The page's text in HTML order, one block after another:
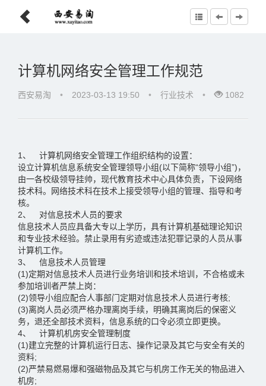
计算机网络安全管理工作规范
西安易淘 • 2023-03-13 19:50 • 行业技术 • 1082
1、 计算机网络安全管理工作组织结构的设置：
设立计算机信息系统安全管理领导小组(以下简称“领导小组”)，
由一各校级领导挂帅，现代教育技术中心具体负责，下设网络
技术科。网络技术科在技术上接受领导小组的管理、指导和考
核。
2、 对信息技术人员的要求
信息技术人员应具备大专以上学历，具有计算机基础理论知识
和专业技术经验。禁止录用有劣迹或违法犯罪记录的人员从事
计算机工作。
3、 信息技术人员管理
(1)定期对信息技术人员进行业务培训和技术培训，不合格或未
参加培训者严禁上岗：
(2)领导小组应配合人事部门定期对信息技术人员进行考核;
(3)离岗人员必须严格办理离岗手续，明确其离岗后的保密义
务，退还全部技术资料，信息系统的口令必须立即更换。
4、 计算机机房安全管理制度
(1)建立完整的计算机运行日志、操作记录及其它与安全有关的
资料;
(2)严禁易燃易爆和强磁物品及其它与机房工作无关的物品进入
机房;